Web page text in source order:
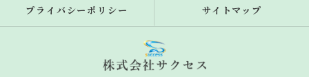
プライバシーポリシー サイトマップ